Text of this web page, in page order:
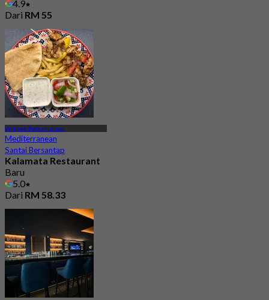
4.9
Dari RM 55
Wilayah Persekutuan
Mediterranean
Santai Bersantap
Kalamata Restaurant
Baru
5.0
Dari RM 58.33